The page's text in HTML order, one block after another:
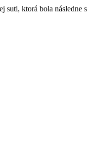
ktorá bola následne